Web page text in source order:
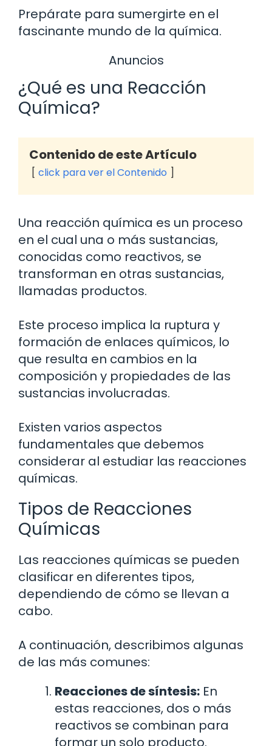
Prepárate para sumergirte en el
fascinante mundo de la química.
Anuncios
¿Qué es una Reacción
Química?
Contenido de este Artículo
click para ver el Contenido
Una reacción química es un proceso
en el cual una o más sustancias,
conocidas como reactivos, se
transforman en otras sustancias,
llamadas productos.
Este proceso implica la ruptura y
formación de enlaces químicos, lo
que resulta en cambios en la
composición y propiedades de las
sustancias involucradas.
Existen varios aspectos
fundamentales que debemos
considerar al estudiar las reacciones
químicas.
Tipos de Reacciones
Químicas
Las reacciones químicas se pueden
clasificar en diferentes tipos,
dependiendo de cómo se llevan a
cabo.
A continuación, describimos algunas
de las más comunes:
Reacciones de síntesis: En
estas reacciones, dos o más
reactivos se combinan para
formar un solo producto.